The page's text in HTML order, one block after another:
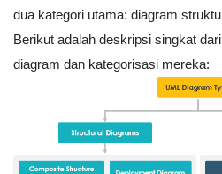
dua kategori utama: diagram
Berikut adalah deskripsi singkat
diagram dan kategorisasi mereka: